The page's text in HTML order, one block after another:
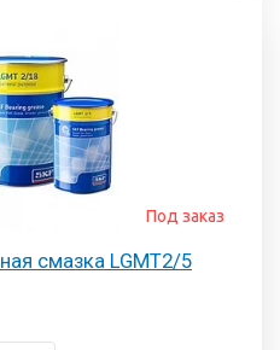
смазка LGMT2/5
Под заказ